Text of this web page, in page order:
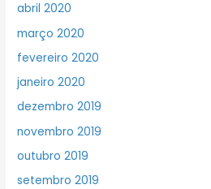
abril 2020
março 2020
fevereiro 2020
janeiro 2020
dezembro 2019
novembro 2019
outubro 2019
setembro 2019